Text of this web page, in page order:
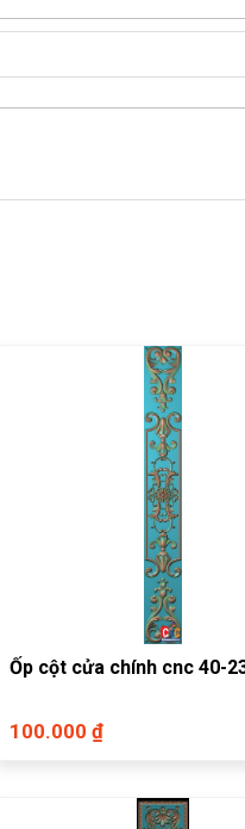
Ốp cột cửa chính cnc 40-
100.000 ₫